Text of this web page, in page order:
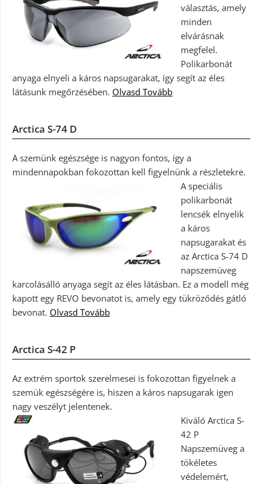
választás, amely
minden
elvárásnak
megfelel.
Polikarbonát
anyaga elnyeli a káros napsugarakat, így segít az éles
látásunk megőrzésében. Olvasd Tovább
Arctica S-74 D
A szemünk egészsége is nagyon fontos, így a
mindennapokban fokozottan kell figyelnünk a részletekre.
A speciális
polikarbonát
lencsék elnyelik
a káros
napsugarakat és
az Arctica S-74 D
napszemüveg
karcolásálló anyaga segít az éles látásban. Ez a modell még
kapott egy REVO bevonatot is, amely egy tükröződés gátló
bevonat. Olvasd Tovább
Arctica S-42 P
Az extrém sportok szerelmesei is fokozottan figyelnek a
szemük egészségére is, hiszen a káros napsugarak igen
nagy veszélyt jelentenek.
Kiváló Arctica S-
42 P
Napszemüveg a
tökéletes
védelemért,